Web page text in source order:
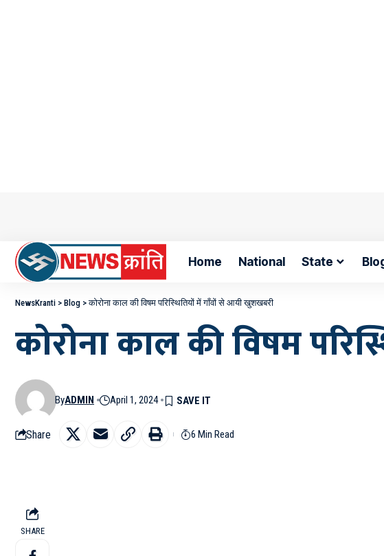
Home National State
NewsKranti > Blog >कोरोना काल की विषम परिस्थितियों में गाँवों से आयी खुशखबरी
कोरोना काल की विषम
ByADMIN April 1, 2024
Share 6 Min Read
SHARE